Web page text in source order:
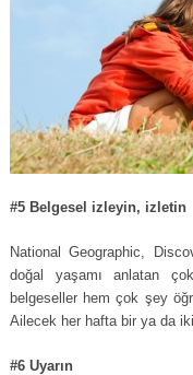
#5 Belgesel izleyin, izletin
National Geographic,
doğal yaşamı anlatan
belgeseller hem çok şey
Ailecek her hafta bir ya da
#6 Uyarın